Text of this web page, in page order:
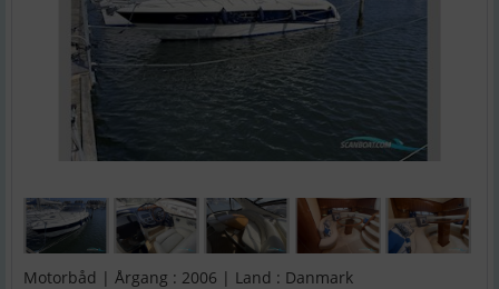
Motorbåd | Årgang : 2006 | Land : Danmark